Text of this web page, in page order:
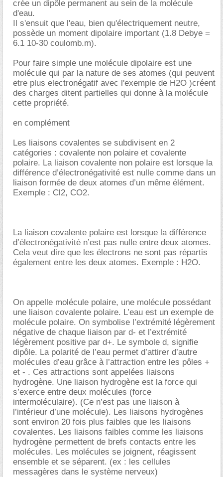
crée un dipôle permanent au sein de la molécule
d'eau.
Il s'ensuit que l'eau, bien qu'électriquement neutre,
possède un moment dipolaire important (1.8 Debye =
6.1 10-30 coulomb.m).
Pour faire simple une molécule dipolaire est une
molécule qui par la nature de ses atomes (qui peuvent
etre plus electronégatif avec l'exemple de H2O )créent
des charges ditent partielles qui donne à la molécule
cette propriété.
en complément
Les liaisons covalentes se subdivisent en 2
catégories : covalente non polaire et covalente
polaire. La liaison covalente non polaire est lorsque la
différence d’électronégativité est nulle comme dans un
liaison formée de deux atomes d’un même élément.
Exemple : Cl2, CO2.
La liaison covalente polaire est lorsque la différence
d’électronégativité n’est pas nulle entre deux atomes.
Cela veut dire que les électrons ne sont pas répartis
également entre les deux atomes. Exemple : H2O.
On appelle molécule polaire, une molécule possédant
une liaison covalente polaire. L’eau est un exemple de
molécule polaire. On symbolise l’extrémité légèrement
négative de chaque liaison par d- et l’extrémité
légèrement positive par d+. Le symbole d, signifie
dipôle. La polarité de l’eau permet d’attirer d’autre
molécules d’eau grâce à l’attraction entre les pôles +
et - . Ces attractions sont appelées liaisons
hydrogène. Une liaison hydrogène est la force qui
s’exerce entre deux molécules (force
intermoléculaire). (Ce n’est pas une liaison à
l’intérieur d’une molécule). Les liaisons hydrogènes
sont environ 20 fois plus faibles que les liaisons
covalentes. Les liaisons faibles comme les liaisons
hydrogène permettent de brefs contacts entre les
molécules. Les molécules se joignent, réagissent
ensemble et se séparent. (ex : les cellules
messagères dans le système nerveux)